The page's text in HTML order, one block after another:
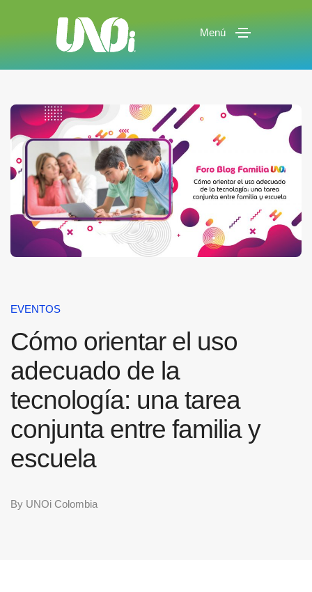
Menú
EVENTOS
Cómo orientar el uso
adecuado de la
tecnología: una tarea
conjunta entre familia y
escuela
By UNOi Colombia